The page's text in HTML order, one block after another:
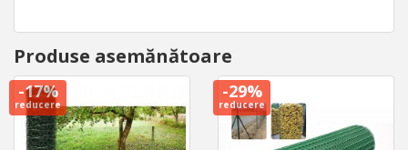
Produse asemănătoare
-17%
reducere
-29%
reducere